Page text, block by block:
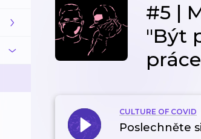
#5 |
"Být
CULTURE OF COVID
Poslechněte